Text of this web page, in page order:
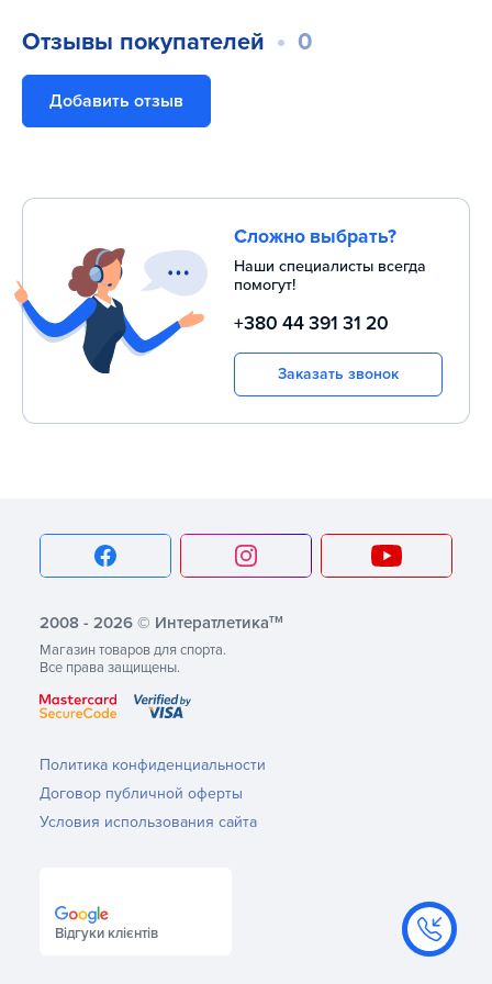
Отзывы покупателей 0
Добавить отзыв
Сложно выбрать?
Наши специалисты всегда
помогут!
+380 44 391 31 20
Заказать звонок
2008 - 2026 © Интератлетикатм
Магазин товаров для спорта.
Все права защищены.
Политика конфиденциальности
Договор публичной оферты
Условия использования сайта
Відгуки клієнтів